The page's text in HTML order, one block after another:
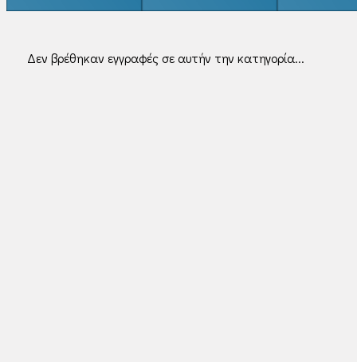
Δεν βρέθηκαν εγγραφές σε αυτήν την κατηγορία...